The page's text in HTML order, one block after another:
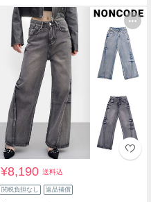
¥8,190送料込
関税負担なし 返品補償